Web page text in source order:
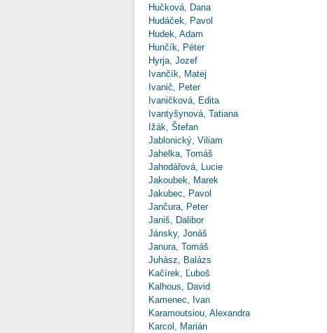
Hučková, Dana
Hudáček, Pavol
Hudek, Adam
Hunčík, Péter
Hyrja, Jozef
Ivančík, Matej
Ivanič, Peter
Ivaničková, Edita
Ivantyšynová, Tatiana
Ižák, Štefan
Jablonický, Viliam
Jahelka, Tomáš
Jahodářová, Lucie
Jakoubek, Marek
Jakubec, Pavol
Jančura, Peter
Janiš, Dalibor
Jánsky, Jonáš
Janura, Tomáš
Juhász, Balázs
Kačírek, Ľuboš
Kalhous, David
Kamenec, Ivan
Karamoutsiou, Alexandra
Karcol, Marián